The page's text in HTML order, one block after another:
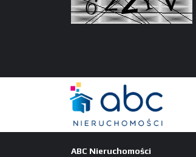
ABC Nieruchomości